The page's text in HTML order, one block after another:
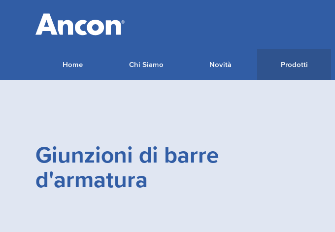
Home Chi Siamo Novità Prodotti
Giunzioni di barre
d'armatura